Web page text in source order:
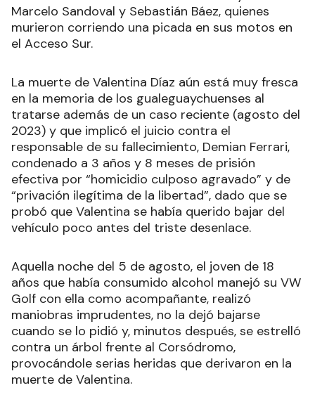
Marcelo Sandoval y Sebastián Báez, quienes
murieron corriendo una picada en sus motos en
el Acceso Sur.
La muerte de Valentina Díaz aún está muy fresca
en la memoria de los gualeguaychuenses al
tratarse además de un caso reciente (agosto del
2023) y que implicó el juicio contra el
responsable de su fallecimiento, Demian Ferrari,
condenado a 3 años y 8 meses de prisión
efectiva por “homicidio culposo agravado” y de
“privación ilegítima de la libertad”, dado que se
probó que Valentina se había querido bajar del
vehículo poco antes del triste desenlace.
Aquella noche del 5 de agosto, el joven de 18
años que había consumido alcohol manejó su VW
Golf con ella como acompañante, realizó
maniobras imprudentes, no la dejó bajarse
cuando se lo pidió y, minutos después, se estrelló
contra un árbol frente al Corsódromo,
provocándole serias heridas que derivaron en la
muerte de Valentina.